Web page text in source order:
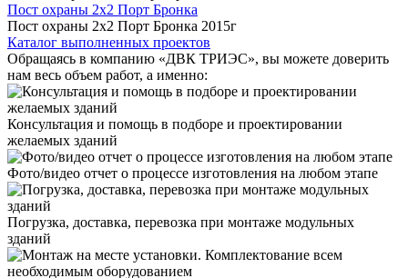
Пост охраны 2x2 Порт Бронка
Пост охраны 2х2 Порт Бронка 2015г
Каталог выполненных проектов
Обращаясь в компанию «ДВК ТРИЭС», вы можете доверить
нам весь объем работ, а именно:
Консультация и помощь в подборе и проектировании
желаемых зданий
Фото/видео отчет о процессе изготовления на любом этапе
Погрузка, доставка, перевозка при монтаже модульных
зданий